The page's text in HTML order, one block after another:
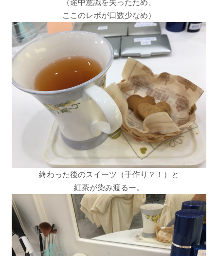
（途中意識を失ったため、
ここのレポが口数少なめ）
終わった後のスイーツ（手作り？！）と
紅茶が染み渡るー。